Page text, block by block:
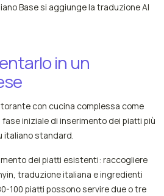
Base si aggiunge la traduzione AI
in un
con cucina complessa come
iniziale di inserimento dei piatti più
italiano standard.
dei piatti esistenti: raccogliere
traduzione italiana e ingredienti
100 piatti possono servire due o tre